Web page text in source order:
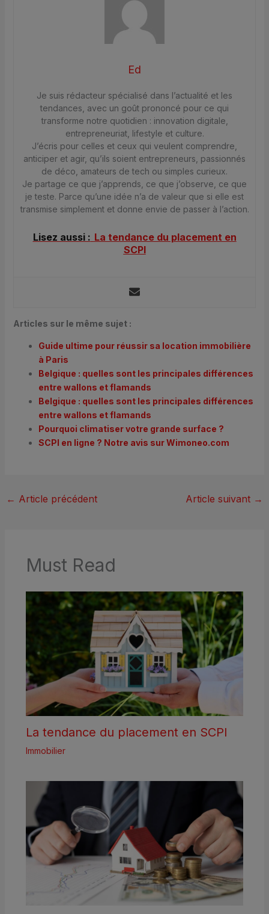
Ed
Je suis rédacteur spécialisé dans l’actualité et les
tendances, avec un goût prononcé pour ce qui
transforme notre quotidien : innovation digitale,
entrepreneuriat, lifestyle et culture.
J’écris pour celles et ceux qui veulent comprendre,
anticiper et agir, qu’ils soient entrepreneurs, passionnés
de déco, amateurs de tech ou simples curieux.
Je partage ce que j’apprends, ce que j’observe, ce que
je teste. Parce qu’une idée n’a de valeur que si elle est
transmise simplement et donne envie de passer à l’action.
Lisez aussi : La tendance du placement en
SCPI
Articles sur le même sujet :
Guide ultime pour réussir sa location immobilière
à Paris
Belgique : quelles sont les principales différences
entre wallons et flamands
Belgique : quelles sont les principales différences
entre wallons et flamands
Pourquoi climatiser votre grande surface ?
SCPI en ligne ? Notre avis sur Wimoneo.com
← Article précédent Article suivant →
Must Read
La tendance du placement en SCPI
Immobilier